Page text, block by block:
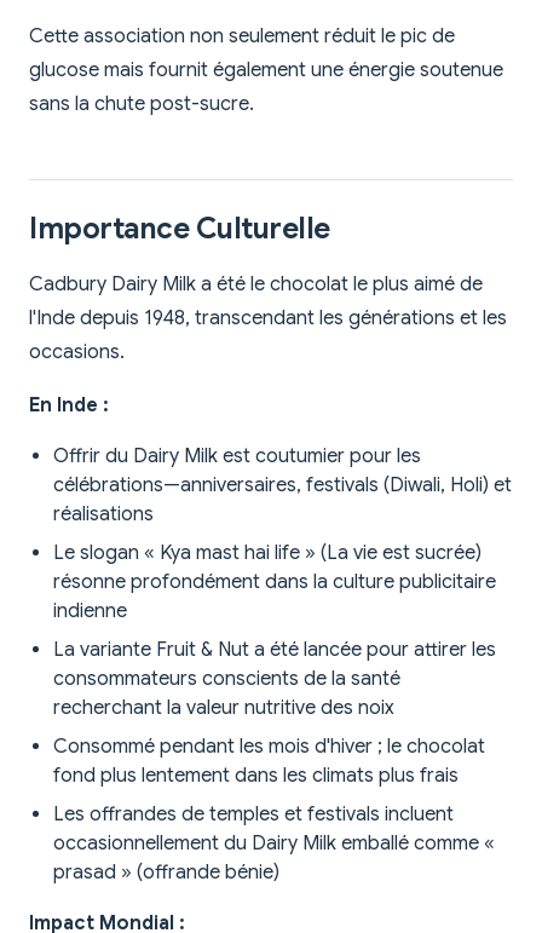
Cette association non seulement réduit le pic de
glucose mais fournit également une énergie soutenue
sans la chute post-sucre.
Importance Culturelle
Cadbury Dairy Milk a été le chocolat le plus aimé de
l'Inde depuis 1948, transcendant les générations et les
occasions.
En Inde :
Offrir du Dairy Milk est coutumier pour les
célébrations—anniversaires, festivals (Diwali, Holi) et
réalisations
Le slogan « Kya mast hai life » (La vie est sucrée)
résonne profondément dans la culture publicitaire
indienne
La variante Fruit & Nut a été lancée pour attirer les
consommateurs conscients de la santé
recherchant la valeur nutritive des noix
Consommé pendant les mois d'hiver ; le chocolat
fond plus lentement dans les climats plus frais
Les offrandes de temples et festivals incluent
occasionnellement du Dairy Milk emballé comme «
prasad » (offrande bénie)
Impact Mondial :